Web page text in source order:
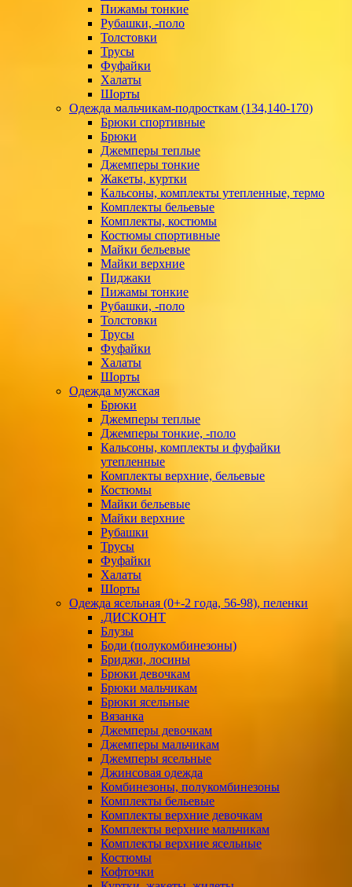
Пижамы тонкие
Рубашки, -поло
Толстовки
Трусы
Фуфайки
Халаты
Шорты
Одежда мальчикам-подросткам (134,140-170)
Брюки спортивные
Брюки
Джемперы теплые
Джемперы тонкие
Жакеты, куртки
Кальсоны, комплекты утепленные, термо
Комплекты бельевые
Комплекты, костюмы
Костюмы спортивные
Майки бельевые
Майки верхние
Пиджаки
Пижамы тонкие
Рубашки, -поло
Толстовки
Трусы
Фуфайки
Халаты
Шорты
Одежда мужская
Брюки
Джемперы теплые
Джемперы тонкие, -поло
Кальсоны, комплекты и фуфайки
утепленные
Комплекты верхние, бельевые
Костюмы
Майки бельевые
Майки верхние
Рубашки
Трусы
Фуфайки
Халаты
Шорты
Одежда ясельная (0+-2 года, 56-98), пеленки
.ДИСКОНТ
Блузы
Боди (полукомбинезоны)
Бриджи, лосины
Брюки девочкам
Брюки мальчикам
Брюки ясельные
Вязанка
Джемперы девочкам
Джемперы мальчикам
Джемперы ясельные
Джинсовая одежда
Комбинезоны, полукомбинезоны
Комплекты бельевые
Комплекты верхние девочкам
Комплекты верхние мальчикам
Комплекты верхние ясельные
Костюмы
Кофточки